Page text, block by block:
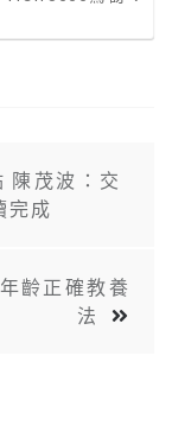
陳茂波：交
完成
齡正確教養
法